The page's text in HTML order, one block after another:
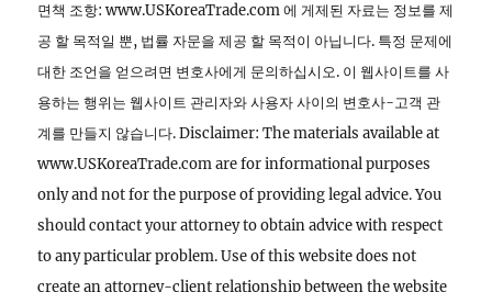
면책 조항: www.USKoreaTrade.com 에 게제된 자료는 정보를 제
공 할 목적일 뿐, 법률 자문을 제공 할 목적이 아닙니다. 특정 문제에
대한 조언을 얻으려면 변호사에게 문의하십시오. 이 웹사이트를 사
용하는 행위는 웹사이트 관리자와 사용자 사이의 변호사-고객 관
계를 만들지 않습니다. Disclaimer: The materials available at
www.USKoreaTrade.com are for informational purposes
only and not for the purpose of providing legal advice. You
should contact your attorney to obtain advice with respect
to any particular problem. Use of this website does not
create an attorney-client relationship between the website